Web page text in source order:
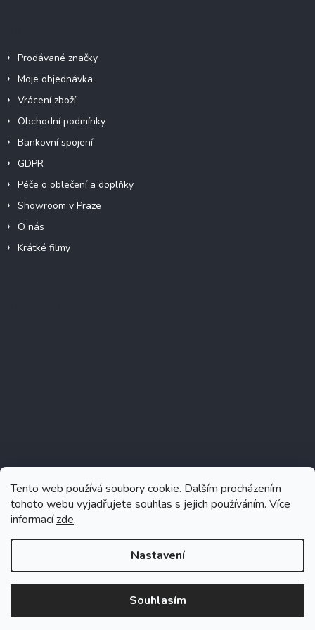
Tento web používá soubory cookie. Dalším procházením
tohoto webu vyjadřujete souhlas s jejich používáním. Více
informacízde.
Nastavení
Souhlasím
Prodávané značky
Moje objednávka
Vrácení zboží
Obchodní podmínky
Bankovní spojení
GDPR
Péče o oblečení a doplňky
Showroom v Praze
O nás
Krátké filmy
Sledovat na Instagramu
Vytvořil Shoptet